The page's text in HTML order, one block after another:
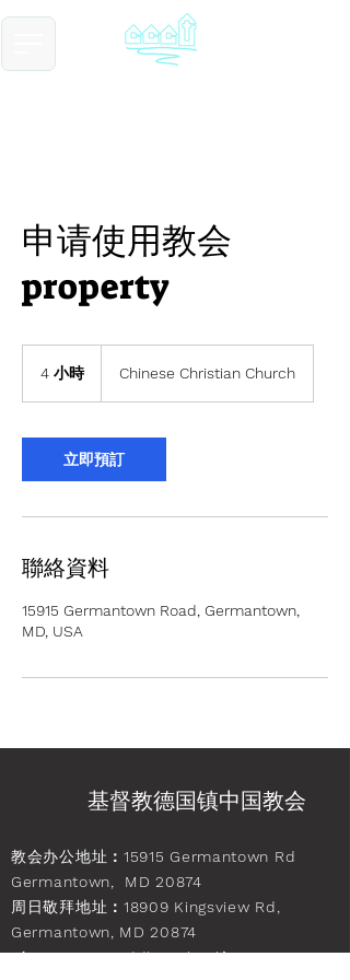
申请使用教会
property
4 小時4
Chinese Christian Church
立即預訂
聯絡資料
15915 Germantown Road, Germantown,
MD, USA
基督教德国镇中国教会
教会办公地址 ：15915 Germantown Rd
Germantown, MD 20874
周日敬拜地址 ：18909 Kingsview Rd,
Germantown, MD 20874
（Kingsview Middle School）